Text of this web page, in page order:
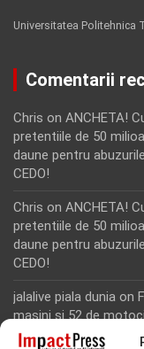
Universitatea Politehnica
Comentarii
Chris on ANCHETA!
pretentiile de 50
daune pentru
CEDO!
Chris on ANCHETA!
pretentiile de 50
daune pentru
CEDO!
jalalive piala dunia on
masini si 52 de